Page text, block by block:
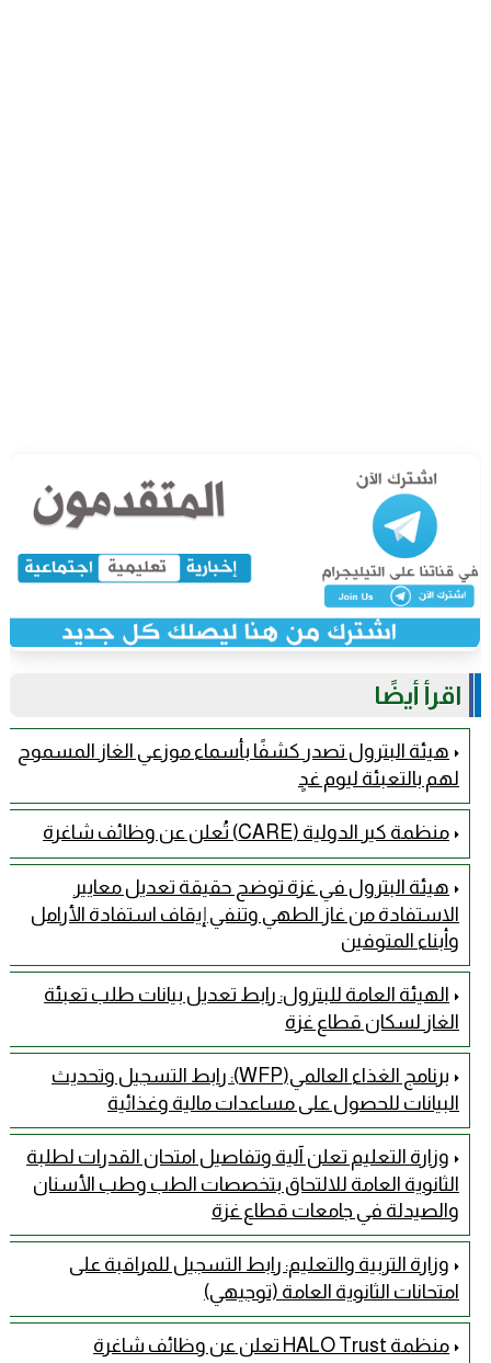
اقرأ أيضًا
هيئة البترول تصدر كشفًا بأسماء موزعي الغاز المسموح
لهم بالتعبئة ليوم غدٍ
منظمة كير الدولية (CARE) تُعلن عن وظائف شاغرة
هيئة البترول في غزة توضح حقيقة تعديل معايير
الاستفادة من غاز الطهي وتنفي إيقاف استفادة الأرامل
وأبناء المتوفين
الهيئة العامة للبترول: رابط تعديل بيانات طلب تعبئة
الغاز لسكان قطاع غزة
برنامج الغذاء العالمي(WFP): رابط التسجيل وتحديث
البيانات للحصول على مساعدات مالية وغذائية
وزارة التعليم تعلن آلية وتفاصيل امتحان القدرات لطلبة
الثانوية العامة للالتحاق بتخصصات الطب وطب الأسنان
والصيدلة في جامعات قطاع غزة
وزارة التربية والتعليم: رابط التسجيل للمراقبة على
امتحانات الثانوية العامة (توجيهي)
منظمة HALO Trust تعلن عن وظائف شاغرة